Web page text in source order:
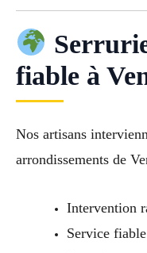
fiable à
Nos artisans
arrondissements de
Intervention
Service